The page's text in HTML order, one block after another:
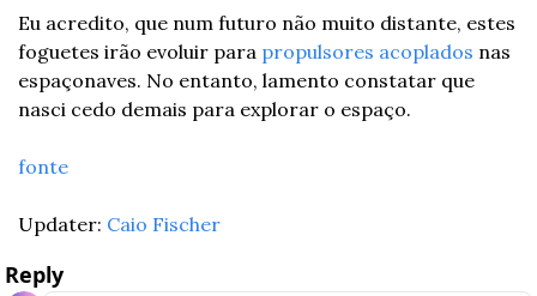
Eu acredito, que num futuro não muito distante, estes
foguetes irão evoluir para propulsores acoplados nas
espaçonaves. No entanto, lamento constatar que
nasci cedo demais para explorar o espaço.
fonte
Updater: Caio Fischer
Reply